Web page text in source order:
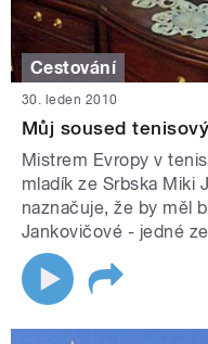
Cestování
30. leden 2010
Můj soused
Mistrem Evropy v
mladík ze Srbska Miki
naznačuje, že by měl
Jankovičové - jedné